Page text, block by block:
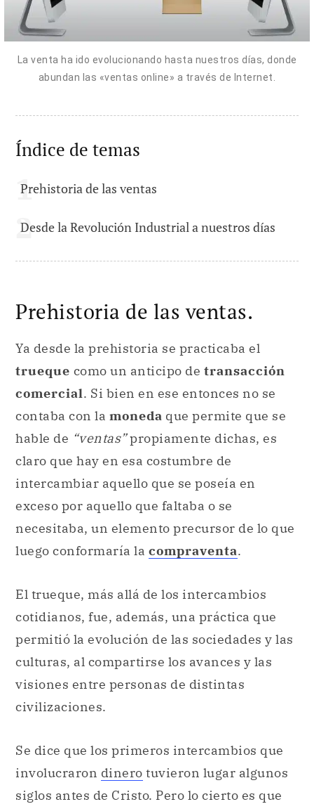
La venta ha ido evolucionando hasta nuestros días, donde
abundan las «ventas online» a través de Internet.
Índice de temas
Prehistoria de las ventas
Desde la Revolución Industrial a nuestros días
Prehistoria de las ventas.
Ya desde la prehistoria se practicaba el
trueque como un anticipo de transacción
comercial. Si bien en ese entonces no se
contaba con la moneda que permite que se
hable de “ventas”propiamente dichas, es
claro que hay en esa costumbre de
intercambiar aquello que se poseía en
exceso por aquello que faltaba o se
necesitaba, un elemento precursor de lo que
luego conformaría la compraventa.
El trueque, más allá de los intercambios
cotidianos, fue, además, una práctica que
permitió la evolución de las sociedades y las
culturas, al compartirse los avances y las
visiones entre personas de distintas
civilizaciones.
Se dice que los primeros intercambios que
involucraron dinero tuvieron lugar algunos
siglos antes de Cristo. Pero lo cierto es que